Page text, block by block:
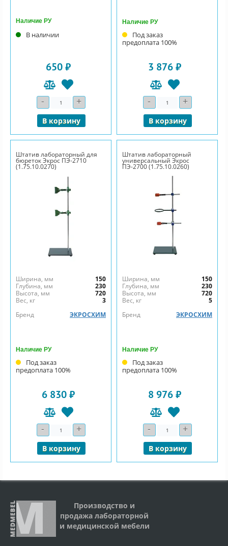
Наличие РУ
В наличии
650 ₽
- Количество+
В корзину
Наличие РУ
Под заказ
предоплата 100%
3 876 ₽
- Количество+
В корзину
Штатив лабораторный для
бюреток Экрос ПЭ-2710
(1.75.10.0270)
Ширина, мм
150
Глубина, мм
230
Высота, мм
720
Вес, кг
3
Бренд
ЭКРОСХИМ
Наличие РУ
Под заказ
предоплата 100%
6 830 ₽
- Количество+
В корзину
Штатив лабораторный
универсальный Экрос
ПЭ-2700 (1.75.10.0260)
Ширина, мм
150
Глубина, мм
230
Высота, мм
720
Вес, кг
5
Бренд
ЭКРОСХИМ
Наличие РУ
Под заказ
предоплата 100%
8 976 ₽
- Количество+
В корзину
Производство и
продажа лабораторной
и медицинской мебели